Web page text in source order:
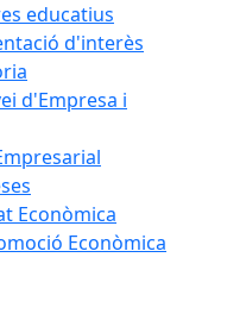
educatius
d'interès
d'Empresa i
Econòmica
Econòmica